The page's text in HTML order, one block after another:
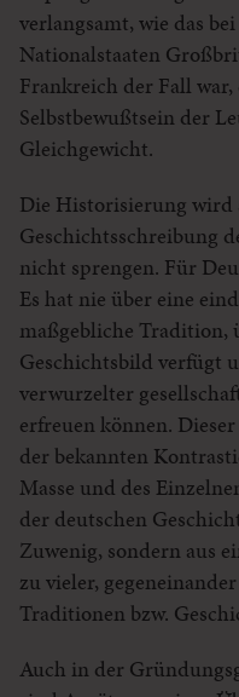
verlangsamt, wie das
Nationalstaaten
Frankreich der Fall
Selbstbewußtsein der
Gleichgewicht.
Die Historisierung wird
Geschichtsschreibung
nicht sprengen. Für
Es hat nie über eine
maßgebliche Tradition,
Geschichtsbild verfügt
verwurzelter
erfreuen können.
der bekannten
Masse und des
der deutschen
Zuwenig, sondern aus
zu vieler,
Traditionen bzw.
Auch in der